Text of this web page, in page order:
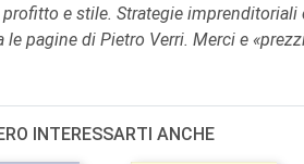
e stile. Strategie imprenditoriali
le pagine di Pietro Verri. Merci e
INTERESSARTI ANCHE